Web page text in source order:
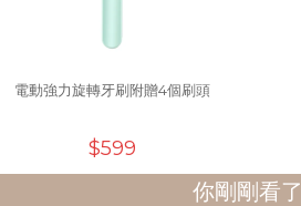
電動強力旋轉牙刷附贈4個刷頭
$599
你剛剛看了